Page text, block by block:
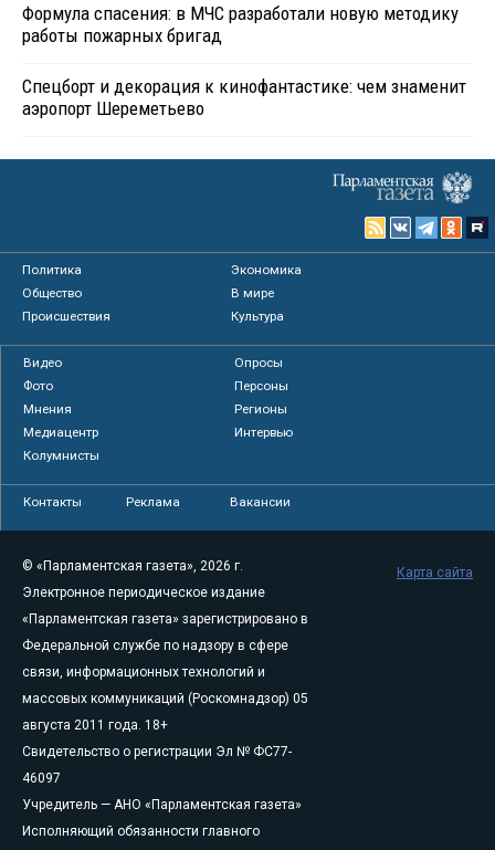
Формула спасения: в МЧС разработали новую методику
работы пожарных бригад
Спецборт и декорация к кинофантастике: чем знаменит
аэропорт Шереметьево
Политика
Экономика
Общество
В мире
Происшествия
Культура
Видео
Опросы
Фото
Персоны
Мнения
Регионы
Медиацентр
Интервью
Колумнисты
Контакты Реклама Вакансии
© «Парламентская газета», 2026 г.
Электронное периодическое издание
«Парламентская газета» зарегистрировано в
Федеральной службе по надзору в сфере
связи, информационных технологий и
массовых коммуникаций (Роскомнадзор) 05
августа 2011 года. 18+
Свидетельство о регистрации Эл № ФС77-
46097
Учредитель — АНО «Парламентская газета»
Исполняющий обязанности главного
Карта сайта